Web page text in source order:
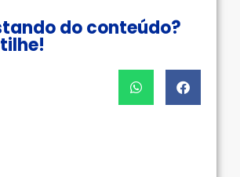
do conteúdo?